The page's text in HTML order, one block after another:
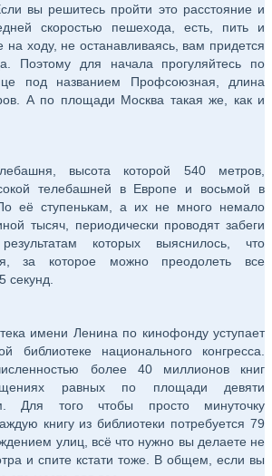
вы решитесь пройти это расстояние и
скоростью пешехода, есть, пить и
на ходу, не останавливаясь, вам придется
Поэтому для начала прогуляйтесь по
под названием Профсоюзная, длина
А по площади Москва такая же, как и
высота которой 540 метров,
телебашней в Европе и восьмой в
её ступенькам, а их не много немало
тысяч, периодически проводят забеги
которых выяснилось, что
за которое можно преодолеть все
секунд.
имени Ленина по кинофонду уступает
библиотеке национального конгресса.
более 40 миллионов книг
равных по площади девяти
Для того чтобы просто минуточку
книгу из библиотеки потребуется 79
улиц, всё что нужно вы делаете не
и спите кстати тоже. В общем, если вы